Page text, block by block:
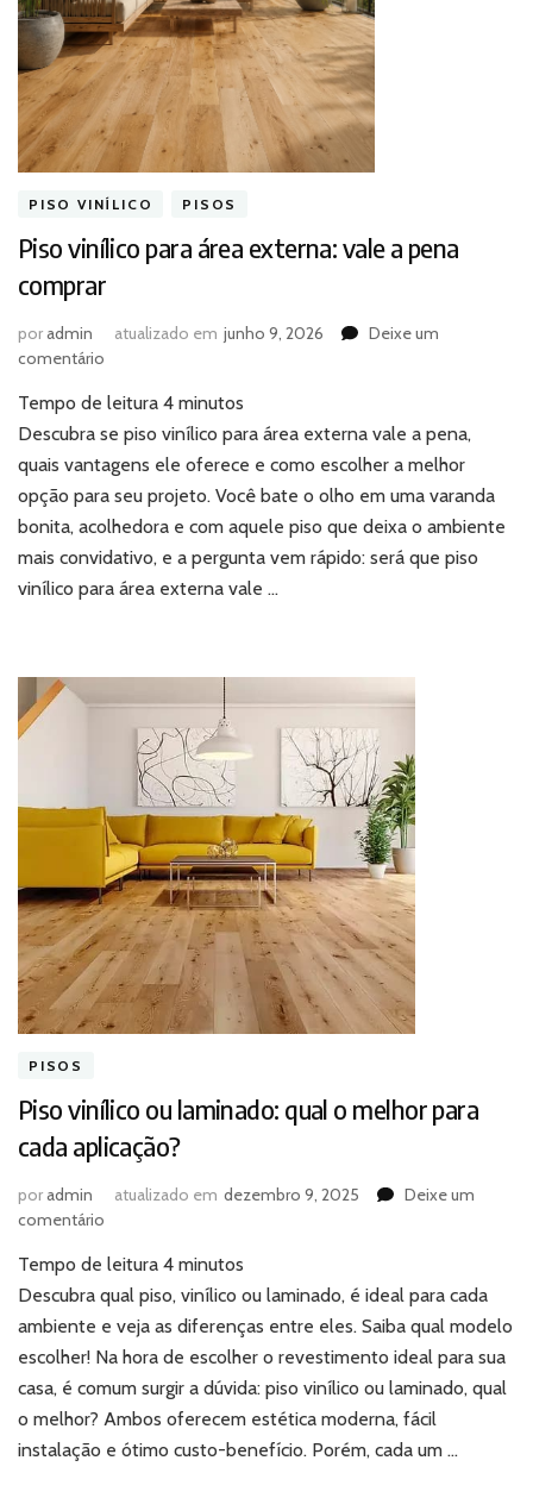
PISO VINÍLICO PISOS
Piso vinílico para área externa: vale a pena
comprar
poradmin atualizado em junho 9, 2026
Deixe um
comentário
vinílico
para
área
externa:
vale
a
pena
comprar
Tempo de leitura 4 minutos
Descubra se piso vinílico para área externa vale a pena,
quais vantagens ele oferece e como escolher a melhor
opção para seu projeto. Você bate o olho em uma varanda
bonita, acolhedora e com aquele piso que deixa o ambiente
mais convidativo, e a pergunta vem rápido: será que piso
vinílico para área externa vale …
PISOS
Piso vinílico ou laminado: qual o melhor para
cada aplicação?
poradmin atualizado em dezembro 9, 2025
Deixe um
comentário
vinílico
ou
laminado:
o
melhor
para
cada
Tempo de leitura 4 minutos
Descubra qual piso, vinílico ou laminado, é ideal para cada
ambiente e veja as diferenças entre eles. Saiba qual modelo
escolher! Na hora de escolher o revestimento ideal para sua
casa, é comum surgir a dúvida: piso vinílico ou laminado, qual
o melhor? Ambos oferecem estética moderna, fácil
instalação e ótimo custo-benefício. Porém, cada um …